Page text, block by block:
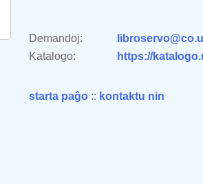
Demandoj:
Katalogo:
https://
starta paĝo :: kontaktu nin